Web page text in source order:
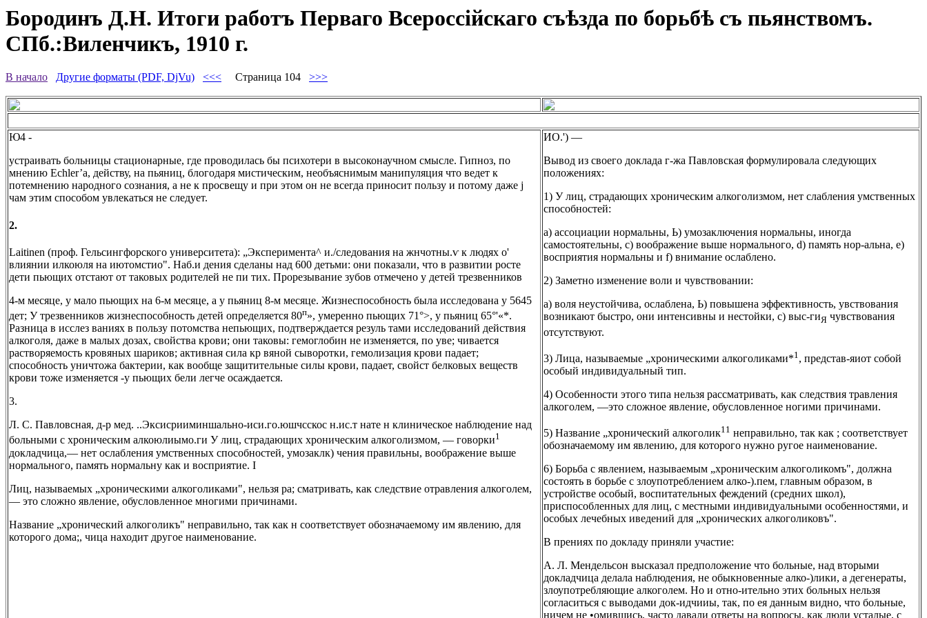
Бородинъ Д.Н. Итоги работъ Перваго Всероссійскаго съѣзда по борьбѣ съ пьянствомъ.
СПб.:Виленчикъ, 1910 г.
В начало Другие форматы (PDF, DjVu) <<< Страница 104 >>>
Ю4 -
устраивать больницы стационарные, где проводилась бы психотери в высоконаучном смысле. Гипноз, по
мнению Echler’a, действу, на пьяниц, блогодаря мистическим, необъяснимым манипуляция что ведет к
потемнению народного сознания, а не к просвещу и при этом он не всегда приносит пользу и потому даже j
чам этим способом увлекаться не следует.
2.
Laitinen (проф. Гельсингфорского университета): „Эксперимента^ и./следования на жнчотны.ѵ к людях о'
влиянии илкоюля на иютомстио". Наб.и дения сделаны над 600 детьми: они показали, что в развитии росте
дети пьющих отстают от таковых родителей не пи тих. Прорезывание зубов отмечено у детей трезвенников
4-м месяце, у мало пьющих на 6-м месяце, а у пьяниц 8-м месяце. Жизнеспособность была исследована у 5645
дет; У трезвенников жизнеспособность детей определяется 80п», умеренно пьющих 71°>, у пьяниц 65°'«*.
Разница в исслез ваниях в пользу потомства непьющих, подтверждается резуль тами исследований действия
алкоголя, даже в малых дозах, свойства крови; они таковы: гемоглобин не изменяется, по уве; чивается
растворяемость кровяных шариков; активная сила кр вяной сыворотки, гемолизация крови падает;
способность уничтожа бактерии, как вообще защитительные силы крови, падает, свойст белковых веществ
крови тоже изменяется -у пьющих бели легче осаждается.
3.
Л. С. Павловсная, д-р мед. ..Эксисрииминшально-иси.го.юшчсскос н.ис.т нате н клиническое наблюдение над
больными с хроническим алкоюлиымо.ги У лиц, страдающих хроническим алкоголизмом, — говорки1
докладчица,— нет ослабления умственных способностей, умозаклк) чения правильны, воображение выше
нормального, память нормальну как и восприятие. I
Лиц, называемых „хроническими алкоголиками", нельзя ра; сматривать, как следствие отравления алкоголем,
— это сложно явление, обусловленное многими причинами.
Название „хронический алкоголикъ" неправильно, так как н соответствует обозначаемому им явлению, для
которого дома;, чица находит другое наименование.
ИО.') —
Вывод из своего доклада г-жа Павловская формулировала следующих
положениях:
1) У лиц, страдающих хроническим алкоголизмом, нет слабления умственных
способностей:
а) ассоциации нормальны, Ь) умозаключения нормальны, иногда
самостоятельны, с) воображение выше нормального, d) память нор-альна, е)
восприятия нормальны и f) внимание ослаблено.
2) Заметно изменение воли и чувствовании:
а) воля неустойчива, ослаблена, Ь) повышена эффективность, увствования
возникают быстро, они интенсивны и нестойки, с) выс-гиЯ чувствования
отсутствуют.
3) Лица, называемые „хроническими алкоголиками*1 , представ-яиот собой
особый индивидуальный тип.
4) Особенности этого типа нельзя рассматривать, как следствия травления
алкоголем, —это сложное явление, обусловленное ногими причинами.
5) Название „хронический алкоголик11 неправильно, так как ; соответствует
обозначаемому им явлению, для которого нужно ругое наименование.
6) Борьба с явлением, называемым „хроническим алкоголикомъ", должна
состоять в борьбе с злоупотреблением алко-).пем, главным образом, в
устройстве особый, воспитательных феждений (средних школ),
приспособленных для лиц, с местными индивидуальными особенностями, и
особых лечебных иведений для „хронических алкоголиковъ".
В прениях по докладу приняли участие:
А. Л. Мендельсон высказал предположение что больные, над вторыми
докладчица делала наблюдения, не обыкновенные алко-)лики, а дегенераты,
злоупотребляющие алкоголем. Но и отно-ительно этих больных нельзя
согласиться с выводами док-идчииы, так, по ея данным видно, что больные,
ничем не •омившись, часто давали ответы на вопросы, как люди усталые, с